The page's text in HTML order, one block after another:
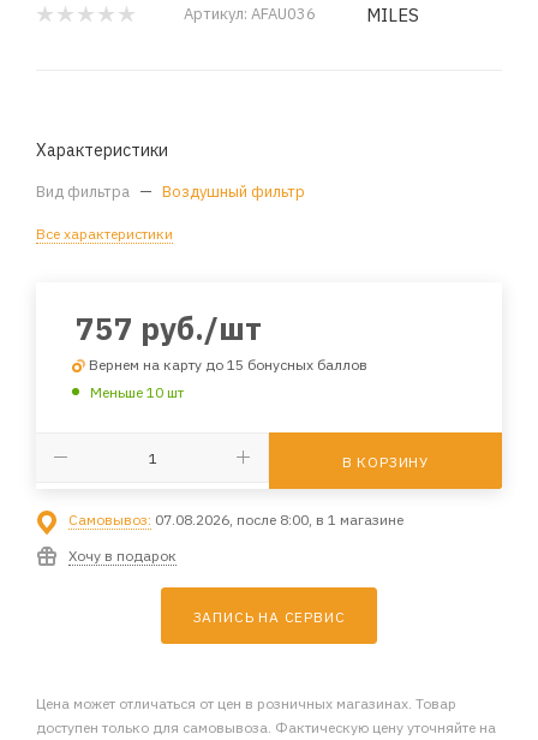
Артикул: AFAU036 MILES
Характеристики
Вид фильтра — Воздушный фильтр
Все характеристики
757 руб./шт
Вернем на карту до 15 бонусных баллов
Меньше 10 шт
В КОРЗИНУ
Самовывоз: 07.08.2026, после 8:00, в 1 магазине
Хочу в подарок
ЗАПИСЬ НА СЕРВИС
Цена может отличаться от цен в розничных магазинах. Товар
доступен только для самовывоза. Фактическую цену уточняйте на